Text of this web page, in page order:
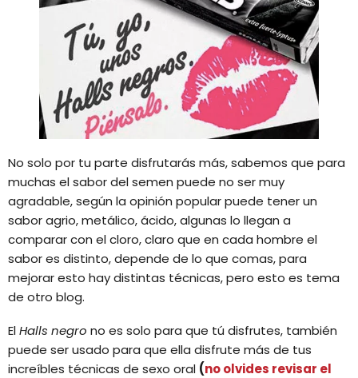
No solo por tu parte disfrutarás más, sabemos que para
muchas el sabor del semen puede no ser muy
agradable, según la opinión popular puede tener un
sabor agrio, metálico, ácido, algunas lo llegan a
comparar con el cloro, claro que en cada hombre el
sabor es distinto, depende de lo que comas, para
mejorar esto hay distintas técnicas, pero esto es tema
de otro blog.
ElHalls negro no es solo para que tú disfrutes, también
puede ser usado para que ella disfrute más de tus
increíbles técnicas de sexo oral (no olvides revisar el